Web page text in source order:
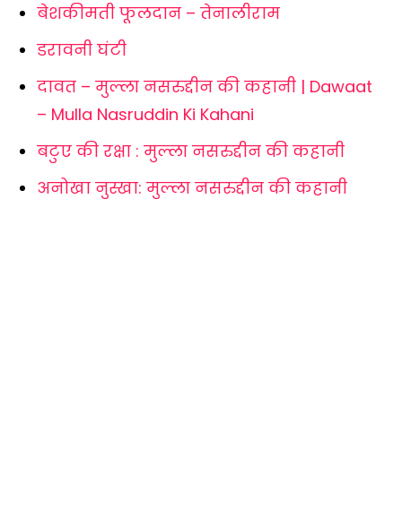
बेशकीमती फूलदान – तेनालीराम
डरावनी घंटी
दावत – मुल्ला नसरुद्दीन की कहानी | Dawaat
– Mulla Nasruddin Ki Kahani
बटुए की रक्षा : मुल्ला नसरुद्दीन की कहानी
अनोखा नुस्खा: मुल्ला नसरुद्दीन की कहानी